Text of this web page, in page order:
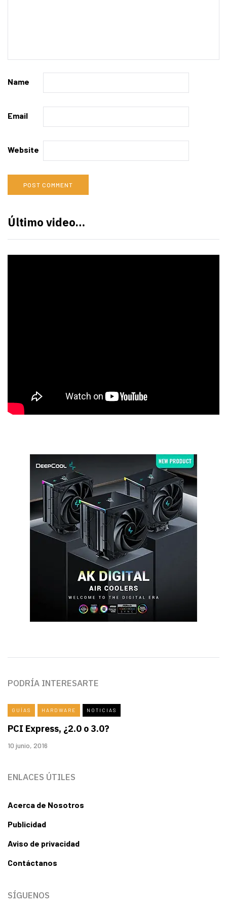
Name
Email
Website
Último video…
PODRÍA INTERESARTE
GUÍAS HARDWARE NOTICIAS
PCI Express, ¿2.0 o 3.0?
10 junio, 2016
ENLACES ÚTILES
Acerca de Nosotros
Publicidad
Aviso de privacidad
Contáctanos
SÍGUENOS